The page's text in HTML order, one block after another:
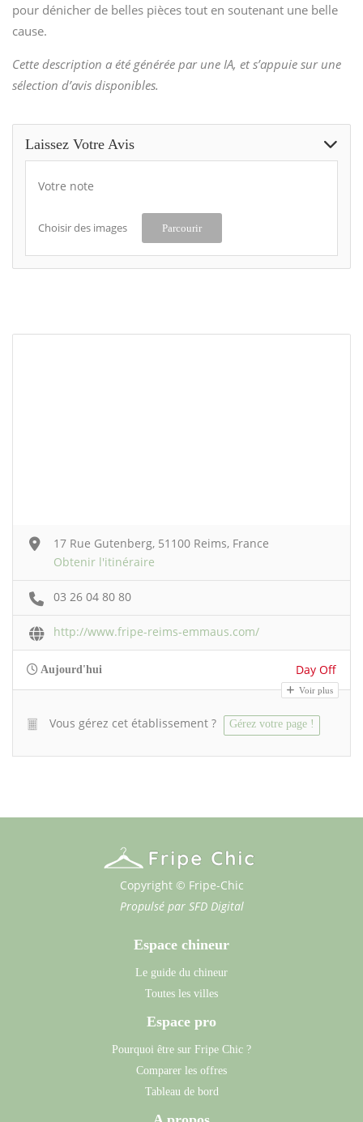
pour dénicher de belles pièces tout en soutenant une belle
cause.
Cette description a été générée par une IA, et s’appuie sur une
sélection d’avis disponibles.
Laissez Votre Avis
Votre note
Choisir des images Parcourir
17 Rue Gutenberg, 51100 Reims, France
Obtenir l'itinéraire
03 26 04 80 80
http://www.fripe-reims-emmaus.com/
Aujourd'hui Day Off
Voir plus
Vous gérez cet établissement ? Gérez votre page !
Copyright © Fripe-Chic
Propulsé par SFD Digital
Espace chineur
Le guide du chineur
Toutes les villes
Espace pro
Pourquoi être sur Fripe Chic ?
Comparer les offres
Tableau de bord